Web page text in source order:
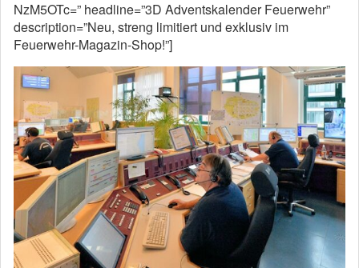
NzM5OTc=” headline=”3D Adventskalender Feuerwehr”
description=”Neu, streng limitiert und exklusiv im
Feuerwehr-Magazin-Shop!”]